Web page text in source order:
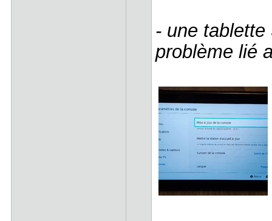
- une
problème lié